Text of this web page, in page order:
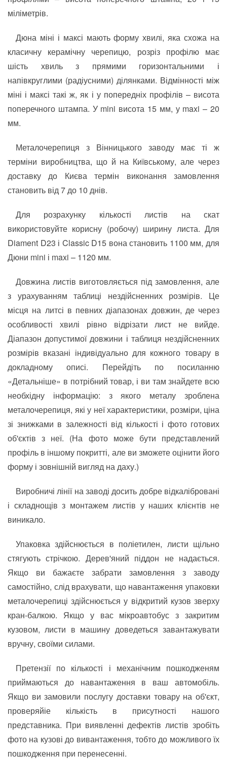
міліметрів.
Дюна міні і максі мають форму хвилі, яка схожа на
класичну керамічну черепицю, розріз профілю має
шість хвиль з прямими горизонтальними і
напівкруглими (радіусними) ділянками. Відмінності між
міні і максі такі ж, як і у попередніх профілів – висота
поперечного штампа. У mini висота 15 мм, у maxi – 20
мм.
Металочерепиця з Вінницького заводу має ті ж
терміни виробництва, що й на Київському, але через
доставку до Києва термін виконання замовлення
становить від 7 до 10 днів.
Для розрахунку кількості листів на скат
використовуйте корисну (робочу) ширину листа. Для
Diament D23 і Classic D15 вона становить 1100 мм, для
Дюни mini і maxi – 1120 мм.
Довжина листів виготовляється під замовлення, але
з урахуванням таблиці нездійсненних розмірів. Це
місця на литсі в певних діапазонах довжин, де через
особливості хвилі рівно відрізати лист не вийде.
Діапазон допустимої довжини і таблиця нездійсненних
розмірів вказані індивідуально для кожного товару в
докладному описі. Перейдіть по посиланню
«Детальніше» в потрібний товар, і ви там знайдете всю
необхідну інформацію: з якого металу зроблена
металочерепиця, які у неї характеристики, розміри, ціна
зі знижками в залежності від кількості і фото готових
об'єктів з неї. (На фото може бути представлений
профіль в іншому покритті, але ви зможете оцінити його
форму і зовнішній вигляд на даху.)
Виробничі лінії на заводі досить добре відкалібровані
і складнощів з монтажем листів у наших клієнтів не
виникало.
Упаковка здійснюється в поліетилен, листи щільно
стягують стрічкою. Дерев'яний піддон не надається.
Якщо ви бажаєте забрати замовлення з заводу
самостійно, слід врахувати, що навантаження упаковки
металочерепиці здійснюється у відкритий кузов зверху
кран-балкою. Якщо у вас мікроавтобус з закритим
кузовом, листи в машину доведеться завантажувати
вручну, своїми силами.
Претензії по кількості і механічним пошкодженям
приймаються до навантаження в ваш автомобіль.
Якщо ви замовили послугу доставки товару на об'єкт,
проверяйіе кількість в присутності нашого
представника. При виявленні дефектів листів зробіть
фото на кузові до вивантаження, тобто до можливого їх
пошкодження при перенесенні.